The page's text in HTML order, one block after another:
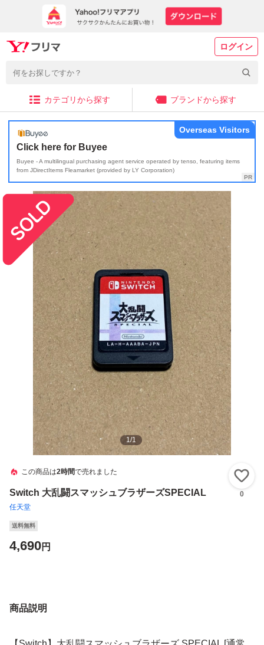
ログイン
カテゴリから探す ブランドから探す
Click here for Buyee
Buyee - A multilingual purchasing agent service operated by tenso, featuring items
from JDirectItems Fleamarket (provided by LY Corporation)
Overseas Visitors
1/1
この商品は2時間で売れました
Switch 大乱闘スマッシュブラザーズSPECIAL
任天堂
0
送料無料
4,690円
商品説明